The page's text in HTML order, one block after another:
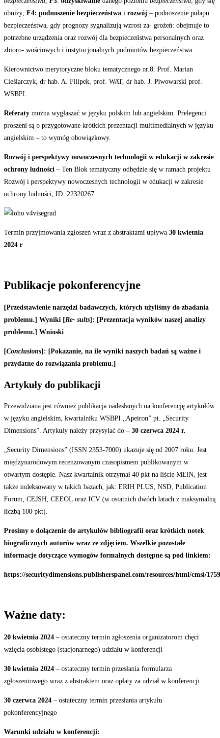
obniży; F4: podnoszenie bezpieczeństwa i rozwój – podnoszenie pułapu
bezpieczeństwa , gdy prognozy sygnalizują wzrost za- grożeń: obejmuje to
potrzebne urządzenia oraz rozwój dla bezpieczeństwa personalnych oraz
zbioro- wościowych i instytucjonalnych podmiotów bezpieczeństwa.
Kierownictwo merytoryczne bloku tematycznego nr.8: Prof. Marian
Cieślarczyk, dr hab. A. Filipek, prof. WAT, dr hab. J. Piwowarski prof.
WSBPI.
Referaty można wygłaszać w języku polskim lub angielskim. Prelegenci
proszeni są o przygotowane krótkich prezentacji multimedialnych w języku
angielskim – to wymóg obowiązkowy.
Rozwój i perspektywy nowoczesnych technologii w edukacji w zakresie
ochrony ludności – Ten Blok tematyczny odbędzie się w ramach projektu
Rozwój i perspektywy nowoczesnych technologii w edukacji w zakresie
ochrony ludności, ID: 22320267
Termin przyjmowania zgłoszeń wraz z abstraktami upływa 30 kwietnia
2024 r
Publikacje pokonferencyjne
[Przedstawienie narzędzi badawczych, których użyliśmy do zbadania
problemu.] Wyniki [Re- sults]: [Prezentacja wyników naszej analizy
problemu.] Wnioski
[Conclusions]: [Pokazanie, na ile wyniki naszych badań są ważne i
przydatne do rozwiązania problemu.]
Artykuły do publikacji
Przewidziana jest również publikacja nadesłanych na konferencję artykułów
w języku angielskim kwartalniku WSBPI „Apeiron” pt. „Security
Dimensions”. Artykuły należy przysyłać do – 30 czerwca 2024 r.
„Security Dimensions” (ISSN 2353-7000) ukazuje się od 2007 roku. Jest
międzynarodowym recenzowanym czasopismem publikowanym w
otwartym dostępie. Nasz kwartalnik otrzymał 40 pkt na liście MEiN, jest
także indeksowany w takich bazach, jak: ERIH PLUS, NSD, Publication
Forum, CEJSH, CEEOL oraz ICV (w ostatnich dwóch latach z maksymalną
liczbą 100 pkt).
Prosimy o dołączenie do artykułów bibliografii oraz krótkich notek
biograficznych autorów wraz ze zdjęciem. Wszelkie pozostałe
informacje dotyczące wymogów formalnych dostępne są pod linkiem:
https://securitydimensions.publisherspanel.com/resources/html/cmsi/1759
Ważne daty:
20 kwietnia 2024 – ostateczny termin zgłoszenia organizatorom chęci
wzięcia osobistego (stacjonarnego) udziału w konferencji
30 kwietnia 2024 – ostateczny termin przesłania formularza
zgłoszeniowego wraz z abstraktem oraz opłaty za udział w konferencji
30 czerwca 2024 – ostateczny termin przesłania artykułu
pokonferencyjnego
Warunki udziału w konferencji: